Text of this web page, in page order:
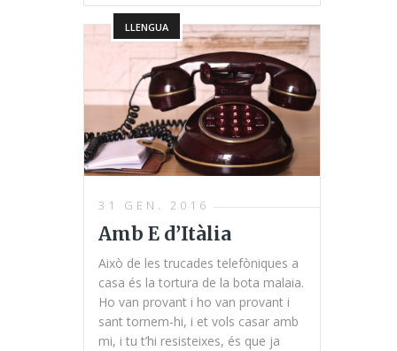
LLENGUA
31 GEN. 2016
Amb E d’Itàlia
Això de les trucades telefòniques a
casa és la tortura de la bota malaia.
Ho van provant i ho van provant i
sant tornem-hi, i et vols casar amb
mi, i tu t’hi resisteixes, és que ja